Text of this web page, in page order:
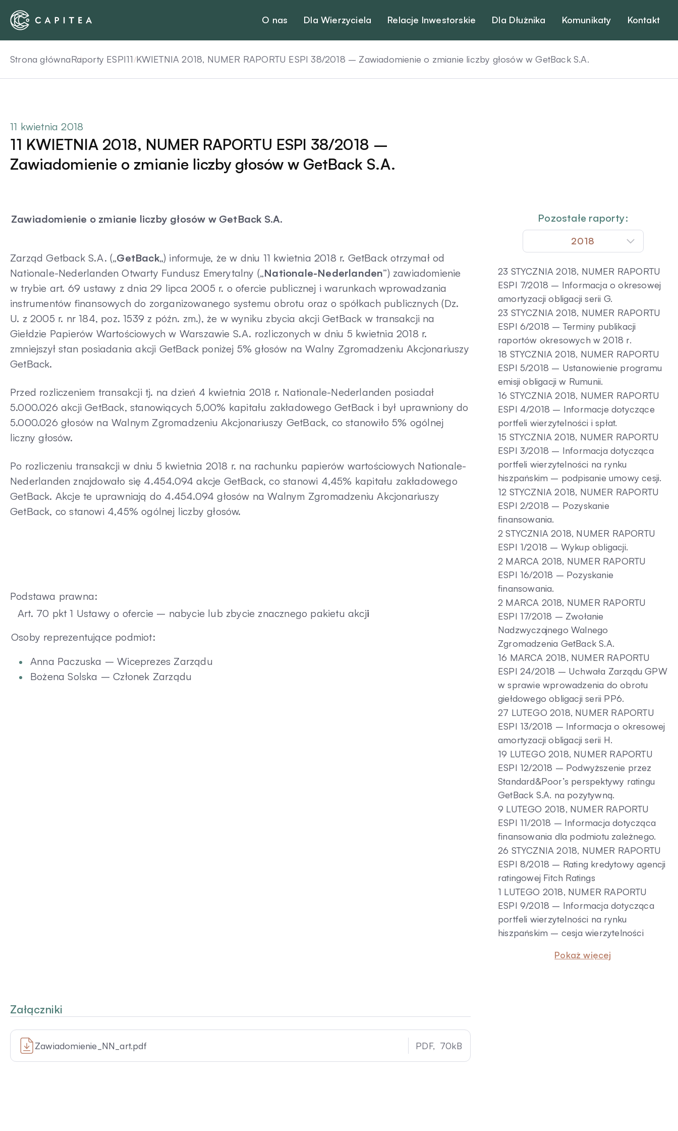
Skip
content
O nas Dla Wierzyciela Relacje Inwestorskie Dla Dłużnika Komunikaty Kontakt
Strona głównaRaporty ESPI11 KWIETNIA 2018, NUMER RAPORTU ESPI 38/2018 – Zawiadomienie o zmianie liczby głosów w GetBack S.A.
11 kwietnia 2018
11 KWIETNIA 2018, NUMER RAPORTU ESPI 38/2018 –
Zawiadomienie o zmianie liczby głosów w GetBack S.A.
Zawiadomienie o zmianie liczby głosów w GetBack S.A.
Zarząd Getback S.A. („GetBack„) informuje, że w dniu 11 kwietnia 2018 r. GetBack otrzymał od
Nationale-Nederlanden Otwarty Fundusz Emerytalny („Nationale-Nederlanden”) zawiadomienie
w trybie art. 69 ustawy z dnia 29 lipca 2005 r. o ofercie publicznej i warunkach wprowadzania
instrumentów finansowych do zorganizowanego systemu obrotu oraz o spółkach publicznych (Dz.
U. z 2005 r. nr 184, poz. 1539 z późn. zm.), że w wyniku zbycia akcji GetBack w transakcji na
Giełdzie Papierów Wartościowych w Warszawie S.A. rozliczonych w dniu 5 kwietnia 2018 r.
zmniejszył stan posiadania akcji GetBack poniżej 5% głosów na Walny Zgromadzeniu Akcjonariuszy
GetBack.
Przed rozliczeniem transakcji tj. na dzień 4 kwietnia 2018 r. Nationale-Nederlanden posiadał
5.000.026 akcji GetBack, stanowiących 5,00% kapitału zakładowego GetBack i był uprawniony do
5.000.026 głosów na Walnym Zgromadzeniu Akcjonariuszy GetBack, co stanowiło 5% ogólnej
liczny głosów.
Po rozliczeniu transakcji w dniu 5 kwietnia 2018 r. na rachunku papierów wartościowych Nationale-
Nederlanden znajdowało się 4.454.094 akcje GetBack, co stanowi 4,45% kapitału zakładowego
GetBack. Akcje te uprawniają do 4.454.094 głosów na Walnym Zgromadzeniu Akcjonariuszy
GetBack, co stanowi 4,45% ogólnej liczby głosów.
Podstawa prawna:
Art. 70 pkt 1 Ustawy o ofercie – nabycie lub zbycie znacznego pakietu akcji
Osoby reprezentujące podmiot:
Anna Paczuska – Wiceprezes Zarządu
Bożena Solska – Członek Zarządu
Pozostałe raporty:
2018
23 STYCZNIA 2018, NUMER RAPORTU
ESPI 7/2018 – Informacja o okresowej
amortyzacji obligacji serii G.
23 STYCZNIA 2018, NUMER RAPORTU
ESPI 6/2018 – Terminy publikacji
raportów okresowych w 2018 r.
18 STYCZNIA 2018, NUMER RAPORTU
ESPI 5/2018 – Ustanowienie programu
emisji obligacji w Rumunii.
16 STYCZNIA 2018, NUMER RAPORTU
ESPI 4/2018 – Informacje dotyczące
portfeli wierzytelności i spłat.
15 STYCZNIA 2018, NUMER RAPORTU
ESPI 3/2018 – Informacja dotycząca
portfeli wierzytelności na rynku
hiszpańskim – podpisanie umowy cesji.
12 STYCZNIA 2018, NUMER RAPORTU
ESPI 2/2018 – Pozyskanie
finansowania.
2 STYCZNIA 2018, NUMER RAPORTU
ESPI 1/2018 – Wykup obligacji.
2 MARCA 2018, NUMER RAPORTU
ESPI 16/2018 – Pozyskanie
finansowania.
2 MARCA 2018, NUMER RAPORTU
ESPI 17/2018 – Zwołanie
Nadzwyczajnego Walnego
Zgromadzenia GetBack S.A.
16 MARCA 2018, NUMER RAPORTU
ESPI 24/2018 – Uchwała Zarządu GPW
w sprawie wprowadzenia do obrotu
giełdowego obligacji serii PP6.
27 LUTEGO 2018, NUMER RAPORTU
ESPI 13/2018 – Informacja o okresowej
amortyzacji obligacji serii H.
19 LUTEGO 2018, NUMER RAPORTU
ESPI 12/2018 – Podwyższenie przez
Standard&Poor’s perspektywy ratingu
GetBack S.A. na pozytywną.
9 LUTEGO 2018, NUMER RAPORTU
ESPI 11/2018 – Informacja dotycząca
finansowania dla podmiotu zależnego.
26 STYCZNIA 2018, NUMER RAPORTU
ESPI 8/2018 – Rating kredytowy agencji
ratingowej Fitch Ratings
1 LUTEGO 2018, NUMER RAPORTU
ESPI 9/2018 – Informacja dotycząca
portfeli wierzytelności na rynku
hiszpańskim – cesja wierzytelności
Pokaż więcej
Załączniki
Zawiadomienie_NN_art.pdf PDF, 70kB